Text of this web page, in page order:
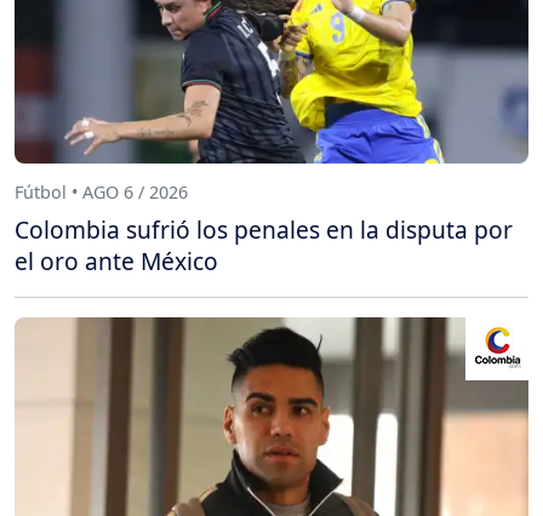
Fútbol • AGO 6 / 2026
Colombia sufrió los penales en la disputa por
el oro ante México